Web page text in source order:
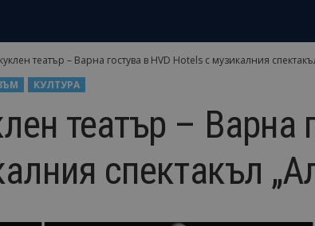
театър – Варна гостува в HVD Hotels с музикалния
КУЛТУРА
театър – Варна
спектакъл